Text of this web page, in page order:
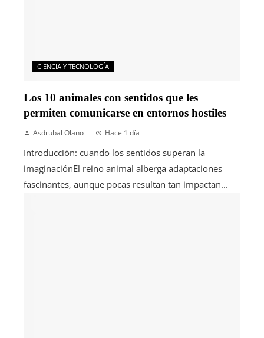
CIENCIA Y TECNOLOGÍA
Los 10 animales con sentidos que les
permiten comunicarse en entornos hostiles
Asdrubal Olano Hace 1 día
Introducción: cuando los sentidos superan la
imaginaciónEl reino animal alberga adaptaciones
fascinantes, aunque pocas resultan tan impactan...